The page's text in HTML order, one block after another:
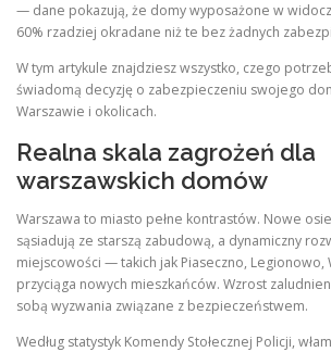
— dane pokazują, że domy wyposażone w
60% rzadziej okradane niż te bez żadnych
W tym artykule znajdziesz wszystko, czego
świadomą decyzję o zabezpieczeniu swojego
Warszawie i okolicach.
Realna skala zagrożeń dla
warszawskich domów
Warszawa to miasto pełne kontrastów. Nowe
sąsiadują ze starszą zabudową, a dynamiczny
miejscowości — takich jak Piaseczno, Legionowo,
przyciąga nowych mieszkańców. Wzrost
sobą wyzwania związane z bezpieczeństwem.
Według statystyk Komendy Stołecznej Policji,